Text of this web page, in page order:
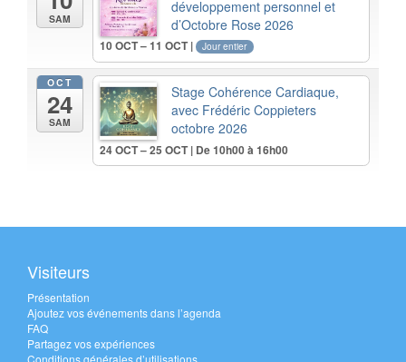
SAM
développement personnel et
d’Octobre Rose 2026
10 OCT – 11 OCT | Jour entier
OCT
24
SAM
Stage Cohérence Cardiaque,
avec Frédéric Coppieters
octobre 2026
24 OCT – 25 OCT | De 10h00 à 16h00
Visiteurs
Présentation
Ajoutez vos événements dans l’agenda
FAQ
Partagez vos expériences